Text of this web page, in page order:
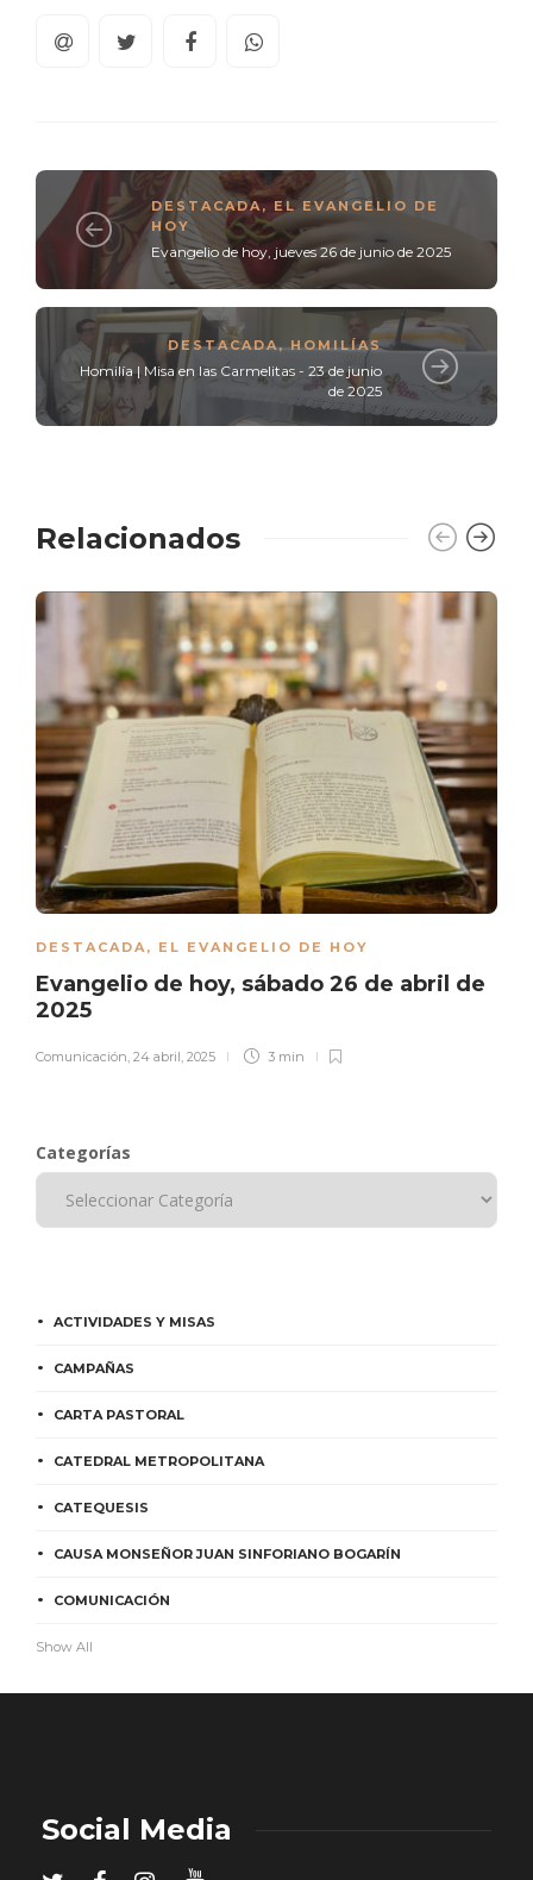
DESTACADA, EL EVANGELIO DE
HOY
Evangelio de hoy, jueves 26 de junio de 2025
DESTACADA,HOMILÍAS
Homilía | Misa en las Carmelitas - 23 de junio
de 2025
Relacionados
DESTACADA, EL EVANGELIO DE HOY
Evangelio de hoy, sábado 26 de abril de
2025
Comunicación, 24 abril, 2025 3 min
Categorías
ACTIVIDADES Y MISAS
CAMPAÑAS
CARTA PASTORAL
CATEDRAL METROPOLITANA
CATEQUESIS
CAUSA MONSEÑOR JUAN SINFORIANO BOGARÍN
COMUNICACIÓN
Show All
Social Media